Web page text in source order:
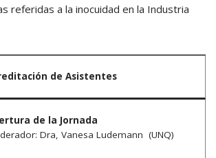
referidas a la inocuidad en la Industria
de Asistentes
de la Jornada
Dra, Vanesa Ludemann (UNQ)